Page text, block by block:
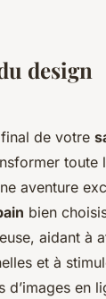
design
de votre
toute
aventure
bien
aidant à
et à
d’images en